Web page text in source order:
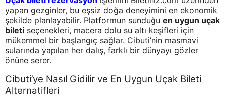
yapan gezginler, bu eşsiz doğa deneyimini en ekonomik
şekilde planlayabilir. Platformun sunduğu en uygun uçak
bileti seçenekleri, macera dolu su altı keşifleri için
mükemmel bir başlangıç sağlar. Cibuti’nin masmavi
sularında yapılan her dalış, farklı bir dünyayı gözler
önüne serer.
Cibuti’ye Nasıl Gidilir ve En Uygun Uçak Bileti
Alternatifleri